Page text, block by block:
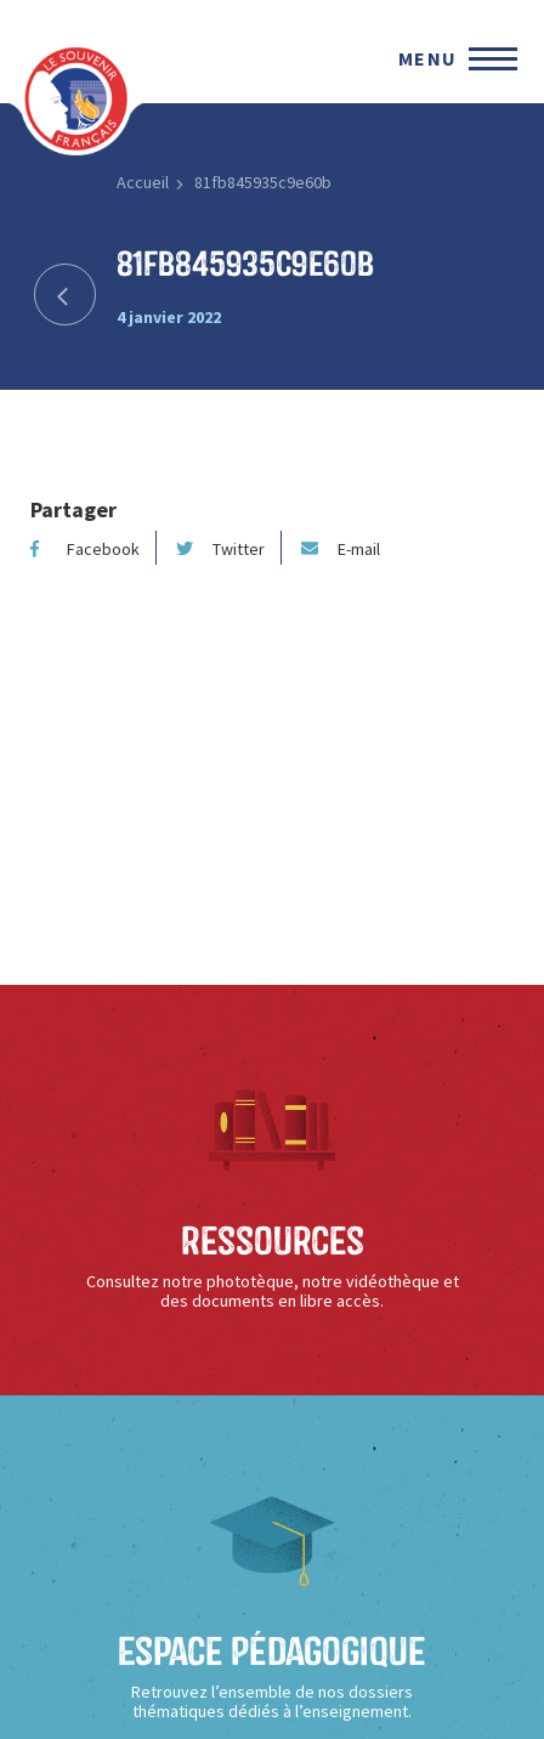
MENU
Accueil 81fb845935c9e60b
81fb845935c9e60b
4 janvier 2022
Partager
Facebook Twitter E-mail
Ressources
Consultez notre phototèque, notre vidéothèque et
des documents en libre accès.
Espace Pédagogique
Retrouvez l’ensemble de nos dossiers
thématiques dédiés à l’enseignement.